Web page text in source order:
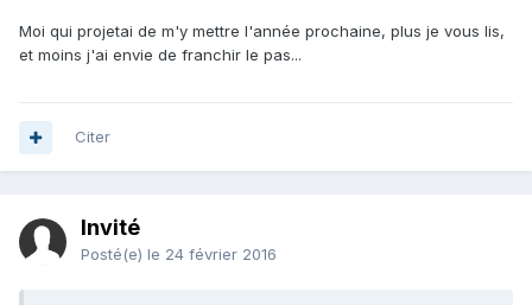
Moi qui projetai de m'y mettre l'année prochaine, plus je vous lis,
et moins j'ai envie de franchir le pas...
Citer
Invité
Posté(e) le 24 février 2016